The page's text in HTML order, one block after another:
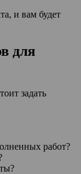
и вам будет
для
задать
работ?